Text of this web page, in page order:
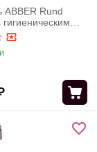
ABBER Rund
матовый